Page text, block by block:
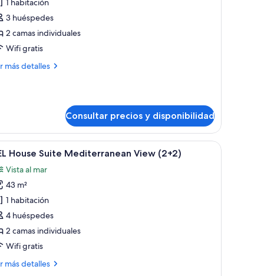
1 habitación
3 huéspedes
2 camas individuales
Wifi gratis
más detalles
Consultar precios y disponibilidad
roja y vistas a un balcón con una silla.Una mesa de madera con sillas de mimbre
9 House Suite Mediterranean View (2+2)
Vista al mar
43 m²
1 habitación
4 huéspedes
2 camas individuales
Wifi gratis
más detalles